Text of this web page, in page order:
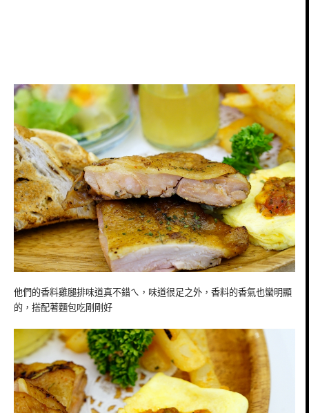
他們的香料雞腿排味道真不錯ㄟ，味道很足之外，香料的香氣也蠻明顯
的，搭配著麵包吃剛剛好